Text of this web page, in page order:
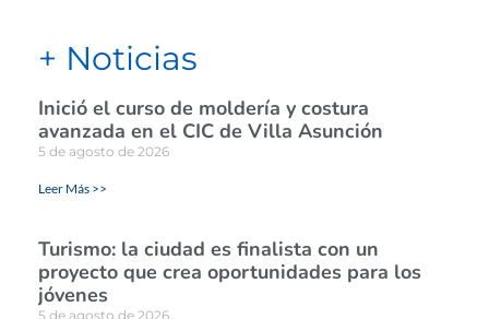
+ Noticias
Inició el curso de moldería y costura
avanzada en el CIC de Villa Asunción
5 de agosto de 2026
Leer Más >>
Turismo: la ciudad es finalista con un
proyecto que crea oportunidades para los
jóvenes
5 de agosto de 2026